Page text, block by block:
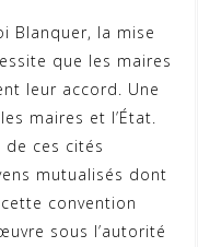
Blanquer, la mise
que les maires
leur accord. Une
maires et l’État.
de ces cités
mutualisés dont
convention
sous l’autorité